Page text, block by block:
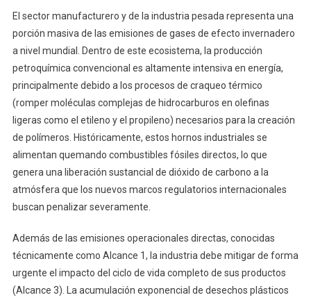
El sector manufacturero y de la industria pesada representa una
porción masiva de las emisiones de gases de efecto invernadero
a nivel mundial. Dentro de este ecosistema, la producción
petroquímica convencional es altamente intensiva en energía,
principalmente debido a los procesos de craqueo térmico
(romper moléculas complejas de hidrocarburos en olefinas
ligeras como el etileno y el propileno) necesarios para la creación
de polímeros. Históricamente, estos hornos industriales se
alimentan quemando combustibles fósiles directos, lo que
genera una liberación sustancial de dióxido de carbono a la
atmósfera que los nuevos marcos regulatorios internacionales
buscan penalizar severamente.
Además de las emisiones operacionales directas, conocidas
técnicamente como Alcance 1, la industria debe mitigar de forma
urgente el impacto del ciclo de vida completo de sus productos
(Alcance 3). La acumulación exponencial de desechos plásticos